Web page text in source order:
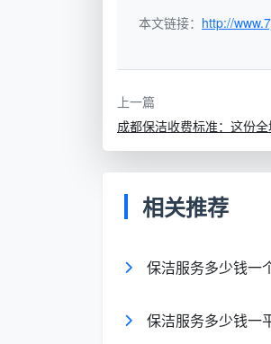
安洁保洁通过细化表格
按服务频次分类（以
单
4次）
8次）
4小
本文链接： http://
上一篇
成都保洁收费标准：这份
相关推荐
保洁服务多少钱一
保洁服务多少钱一